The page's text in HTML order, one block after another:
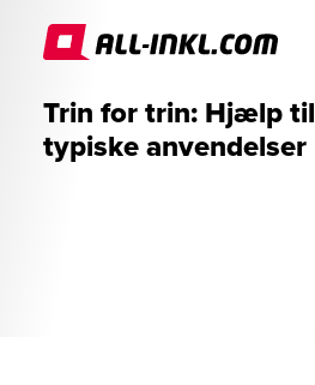
Trin for trin: Hjælp til
typiske anvendelser